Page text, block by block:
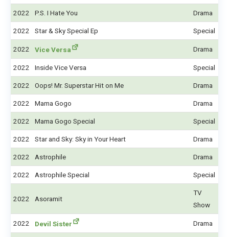
2022 P.S. I Hate You Drama
2022 Star & Sky Special Ep Special
2022 Vice Versa Drama
2022 Inside Vice Versa Special
2022 Oops! Mr. Superstar Hit on Me Drama
2022 Mama Gogo Drama
2022 Mama Gogo Special Special
2022 Star and Sky: Sky in Your Heart Drama
2022 Astrophile Drama
2022 Astrophile Special Special
2022 Asoramit
TV
Show
2022 Devil Sister Drama